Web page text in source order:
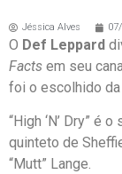
Jéssica Alves
O Def Leppard
Facts em seu
foi o escolhido da
“High ‘N’ Dry” é
quinteto de
“Mutt” Lange.